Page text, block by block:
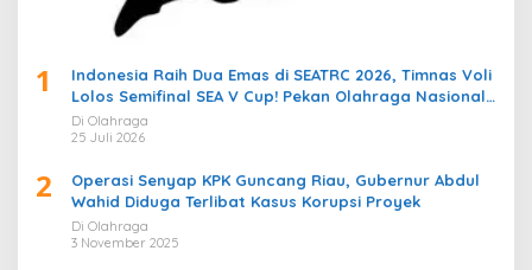
1
Indonesia Raih Dua Emas di SEATRC 2026, Timnas Voli
Lolos Semifinal SEA V Cup! Pekan Olahraga Nasional
Bergemuruh
Di Olahraga
25 Juli 2026
2
Operasi Senyap KPK Guncang Riau, Gubernur Abdul
Wahid Diduga Terlibat Kasus Korupsi Proyek
Di Olahraga
3 November 2025